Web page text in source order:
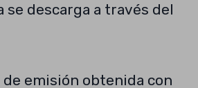
se descarga a través del
emisión obtenida con